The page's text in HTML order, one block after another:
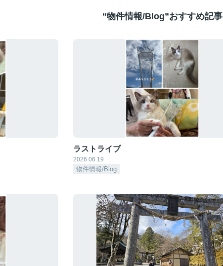
”物件情報/Blog”おすすめ記事
ラストライブ
2026.06.19
物件情報/Blog